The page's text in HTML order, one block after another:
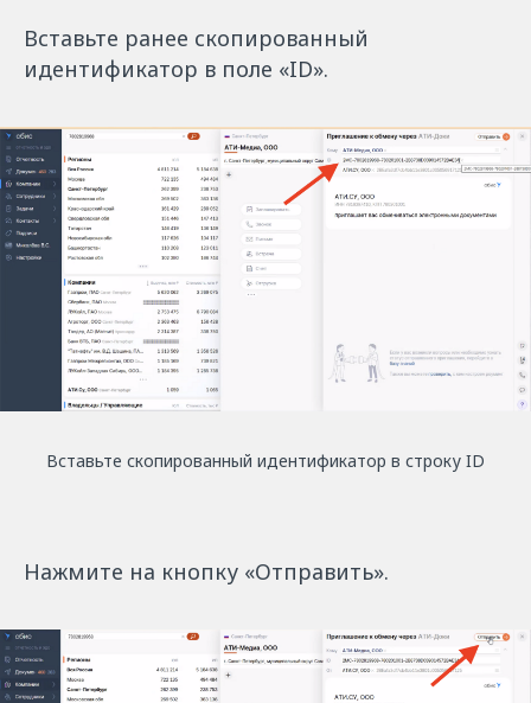
Вставьте ранее скопированный
идентификатор в поле «ID».
Вставьте скопированный идентификатор в строку ID
Нажмите на кнопку «Отправить».